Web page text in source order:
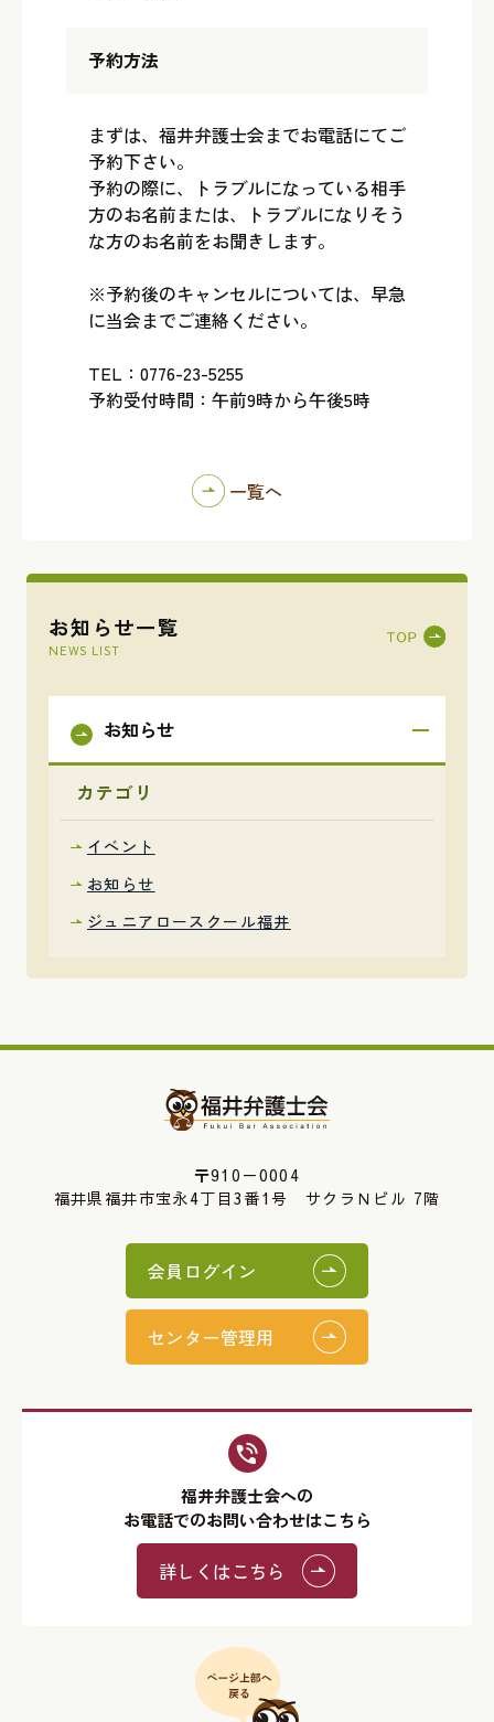
お知らせ一覧
NEWS LIST
お知らせ
カテゴリ
イベント
お知らせ
ジュニアロースクール福井
予約方法
まずは、福井弁護士会までお電話にてご
予約下さい。
予約の際に、トラブルになっている相手
方のお名前または、トラブルになりそう
な方のお名前をお聞きします。
※予約後のキャンセルについては、早急
に当会までご連絡ください。
TEL：0776-23-5255
予約受付時間：午前9時から午後5時
一覧へ
〒910－0004
福井県福井市宝永4丁目3番1号 サクラＮビル 7階
会員ログイン
センター管理用
福井弁護士会への
お電話でのお問い合わせはこちら
詳しくはこちら